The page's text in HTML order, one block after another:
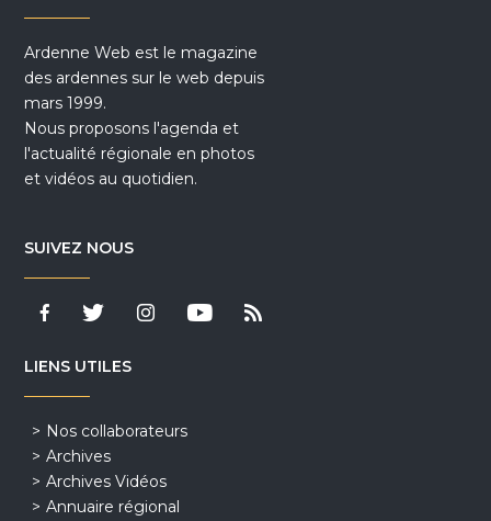
Ardenne Web est le magazine
des ardennes sur le web depuis
mars 1999.
Nous proposons l'agenda et
l'actualité régionale en photos
et vidéos au quotidien.
SUIVEZ NOUS
LIENS UTILES
Nos collaborateurs
Archives
Archives Vidéos
Annuaire régional